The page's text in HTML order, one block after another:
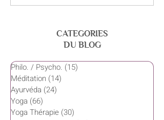
CATEGORIES
DU BLOG
Philo. / Psycho. (15)
Méditation (14)
Ayurvéda (24)
Yoga (66)
Yoga Thérapie (30)